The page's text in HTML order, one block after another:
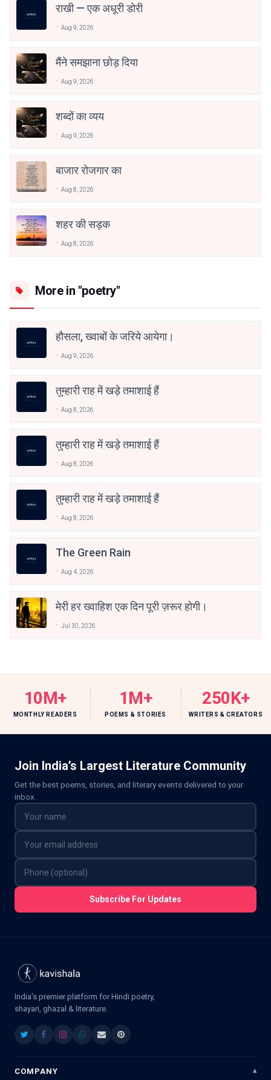
राखी — एक अधूरी डोरी
Aug 9, 2026
मैंने समझाना छोड़ दिया
Aug 9, 2026
शब्दों का व्यय
Aug 9, 2026
बाजार रोजगार का
Aug 8, 2026
शहर की सड़क
Aug 8, 2026
More in "poetry"
हौसला, ख्वाबों के जरिये आयेगा।
Aug 9, 2026
तुम्हारी राह में खड़े तमाशाई हैं
Aug 8, 2026
तुम्हारी राह में खड़े तमाशाई हैं
Aug 8, 2026
तुम्हारी राह में खड़े तमाशाई हैं
Aug 8, 2026
The Green Rain
Aug 4, 2026
मेरी हर ख्वाहिश एक दिन पूरी ज़रूर होगी।
Jul 30, 2026
10M+
MONTHLY READERS
1M+
POEMS & STORIES
250K+
WRITERS & CREATORS
Join India’s Largest Literature Community
Get the best poems, stories, and literary events delivered to your
inbox.
Subscribe For Updates
India's premier platform for Hindi poetry,
shayari, ghazal & literature.
COMPANY